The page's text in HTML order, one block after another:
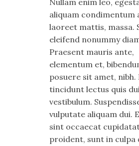
Nullam enim leo,
aliquam condimentum
laoreet mattis, massa.
eleifend nonummy
Praesent mauris ante,
elementum et,
posuere sit amet, nibh.
tincidunt lectus quis
vestibulum.
vulputate aliquam dui.
sint occaecat
proident, sunt in culpa